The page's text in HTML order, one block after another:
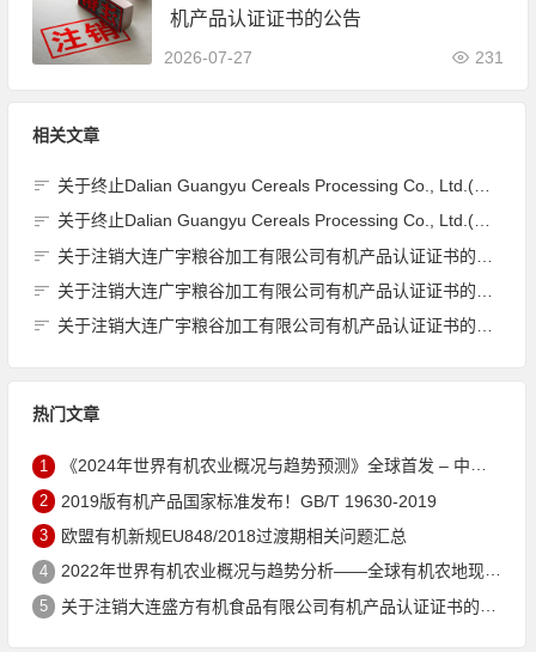
机产品认证证书的公告
2026-07-27 231
相关文章
关于终止Dalian Guangyu Cereals Processing Co., Ltd.(大连广宇粮谷加工有限公司)JAS有机产品认证证书的公告
关于终止Dalian Guangyu Cereals Processing Co., Ltd.(大连广宇粮谷加工有限公司)JAS有机产品认证证书的公告
关于注销大连广宇粮谷加工有限公司有机产品认证证书的公告
关于注销大连广宇粮谷加工有限公司有机产品认证证书的公告
关于注销大连广宇粮谷加工有限公司有机产品认证证书的公告
热门文章
1 《2024年世界有机农业概况与趋势预测》全球首发 – 中国有机市场规模跻身世界第三
2 2019版有机产品国家标准发布！GB/T 19630-2019
3 欧盟有机新规EU848/2018过渡期相关问题汇总
4 2022年世界有机农业概况与趋势分析——全球有机农地现状与有机食品（含饮料）市场
5 关于注销大连盛方有机食品有限公司有机产品认证证书的公告